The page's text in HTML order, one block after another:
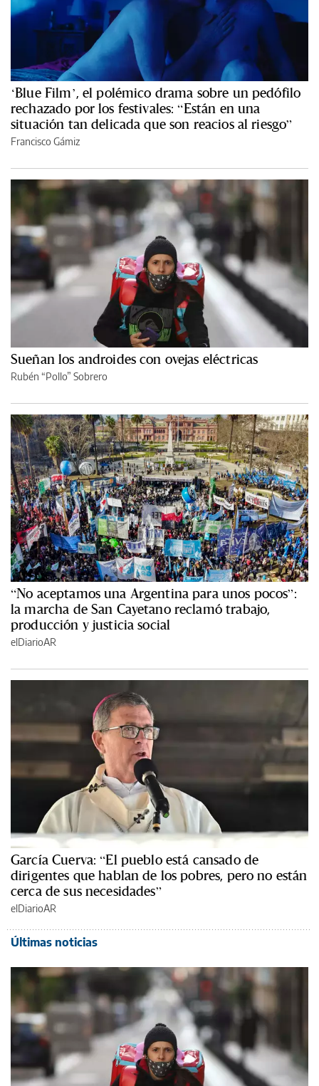
‘Blue Film’, el polémico drama sobre un pedófilo
rechazado por los festivales: “Están en una
situación tan delicada que son reacios al riesgo”
Francisco Gámiz
Sueñan los androides con ovejas eléctricas
Rubén “Pollo” Sobrero
“No aceptamos una Argentina para unos pocos”:
la marcha de San Cayetano reclamó trabajo,
producción y justicia social
elDiarioAR
García Cuerva: “El pueblo está cansado de
dirigentes que hablan de los pobres, pero no están
cerca de sus necesidades”
elDiarioAR
Últimas noticias